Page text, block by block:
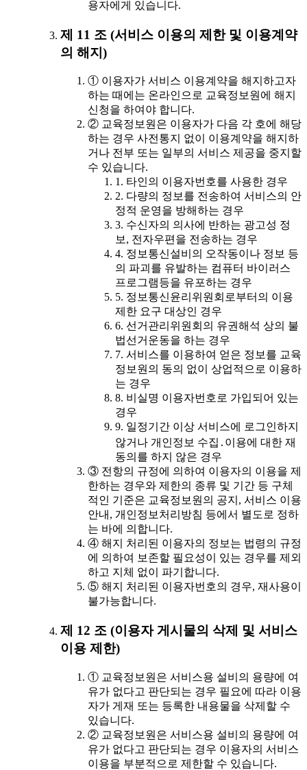
용자에게 있습니다.
제 11 조 (서비스 이용의 제한 및 이용계약
의 해지)
① 이용자가 서비스 이용계약을 해지하고자
하는 때에는 온라인으로 교육정보원에 해지
신청을 하여야 합니다.
② 교육정보원은 이용자가 다음 각 호에 해당
하는 경우 사전통지 없이 이용계약을 해지하
거나 전부 또는 일부의 서비스 제공을 중지할
수 있습니다.
1. 타인의 이용자번호를 사용한 경우
2. 다량의 정보를 전송하여 서비스의 안
정적 운영을 방해하는 경우
3. 수신자의 의사에 반하는 광고성 정
보, 전자우편을 전송하는 경우
4. 정보통신설비의 오작동이나 정보 등
의 파괴를 유발하는 컴퓨터 바이러스
프로그램등을 유포하는 경우
5. 정보통신윤리위원회로부터의 이용
제한 요구 대상인 경우
6. 선거관리위원회의 유권해석 상의 불
법선거운동을 하는 경우
7. 서비스를 이용하여 얻은 정보를 교육
정보원의 동의 없이 상업적으로 이용하
는 경우
8. 비실명 이용자번호로 가입되어 있는
경우
9. 일정기간 이상 서비스에 로그인하지
않거나 개인정보 수집․이용에 대한 재
동의를 하지 않은 경우
③ 전항의 규정에 의하여 이용자의 이용을 제
한하는 경우와 제한의 종류 및 기간 등 구체
적인 기준은 교육정보원의 공지, 서비스 이용
안내, 개인정보처리방침 등에서 별도로 정하
는 바에 의합니다.
④ 해지 처리된 이용자의 정보는 법령의 규정
에 의하여 보존할 필요성이 있는 경우를 제외
하고 지체 없이 파기합니다.
⑤ 해지 처리된 이용자번호의 경우, 재사용이
불가능합니다.
제 12 조 (이용자 게시물의 삭제 및 서비스
이용 제한)
① 교육정보원은 서비스용 설비의 용량에 여
유가 없다고 판단되는 경우 필요에 따라 이용
자가 게재 또는 등록한 내용물을 삭제할 수
있습니다.
② 교육정보원은 서비스용 설비의 용량에 여
유가 없다고 판단되는 경우 이용자의 서비스
이용을 부분적으로 제한할 수 있습니다.